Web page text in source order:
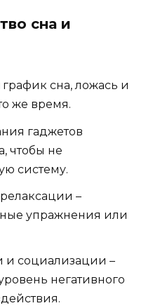
сна и
сна, ложась и
же время.
гаджетов
чтобы не
систему.
–
упражнения или
и социализации –
негативного